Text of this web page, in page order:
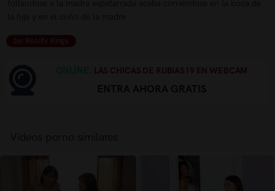
by: Reality Kings
ONLINE. LAS CHICAS DE RUBIAS19 EN WEBCAM